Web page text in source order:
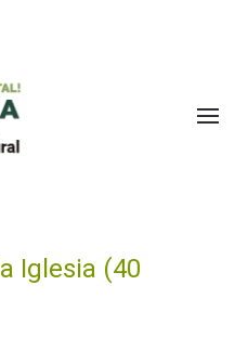
Iglesia (40